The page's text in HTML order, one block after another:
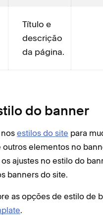
Título e
descrição
da página.
do banner
estilos do site para
outros elementos no
ajustes no estilo do
banners do site.
as opções de estilo de
.